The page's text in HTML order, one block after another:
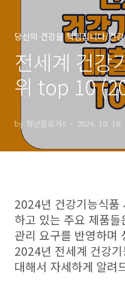
당신의 건강을 책임집니다/건강
전세계 건강
위 top 10
by 청년블로거s 2024. 10. 16.
2024년 건강기능식품
하고 있는 주요 제품
관리 요구를 반영하며
2024년 전세계 건강
대해서 자세하게 알려